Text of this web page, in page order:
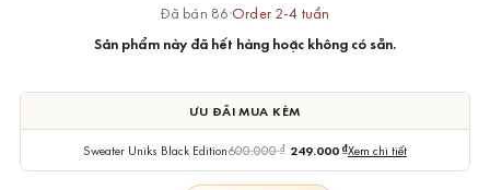
Đã bán 86·Order 2-4 tuần
Sản phẩm này đã hết hàng hoặc không có sẵn.
ƯU ĐÃI MUA KÈM
Sweater Uniks Black Edition600.000₫ 249.000 ₫Xem chi tiết